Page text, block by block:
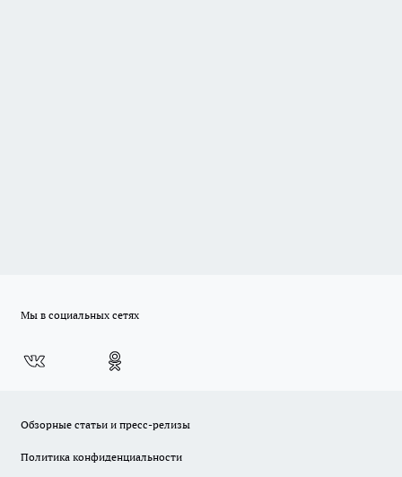
Мы в социальных сетях
Обзорные статьи и пресс-релизы
Политика конфиденциальности